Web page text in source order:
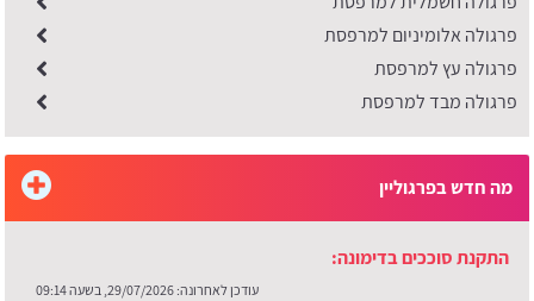
פרגולה אלומיניום למרפסת
פרגולה עץ למרפסת
פרגולה מבד למרפסת
מה חדש בפרגוליין
התקנת סוככים בדימונה:
עודכן לאחרונה: 29/07/2026, בשעה 09:14